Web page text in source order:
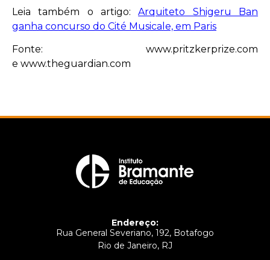
Leia também o artigo:Arquiteto Shigeru Ban
ganha concurso do Cité Musicale, em Paris
Fonte:
www.pritzkerprize.com
e www.theguardian.com
Endereço:
Rua General Severiano, 192, Botafogo
Rio de Janeiro, RJ